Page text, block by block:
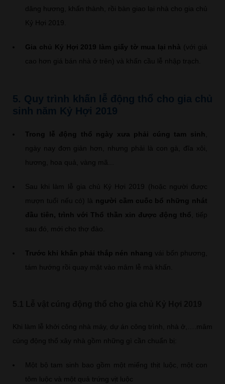
dâng hương, khấn thành, rồi bàn giao lại nhà cho gia chủ
Kỷ Hợi 2019.
Gia chủ Kỷ Hợi 2019 làm giấy tờ mua lại nhà (với giá
cao hơn giá bán nhà ở trên) và khấn cầu lễ nhập trạch.
5. Quy trình khấn lễ động thổ cho gia chủ
sinh năm Kỷ Hợi 2019
Trong lễ động thổ ngày xưa phải cúng tam sinh
ngày nay đơn giản hơn, nhưng phải là con gà, đĩa xôi,
hương, hoa quả, vàng mã...
Sau khi làm lễ gia chủ Kỷ Hợi 2019 (hoặc người được
mượn tuổi nếu có) là người cầm cuốc bổ những nhát
đầu tiên, trình với Thổ thần xin được động thổ , tiếp
sau đó, mới cho thợ đào.
Trước khi khấn phải thắp nén nhang vái bốn phương,
tám hướng rồi quay mặt vào mâm lễ mà khấn.
Khi làm lễ khởi công nhà máy, dự án công trình, nhà ở,….mâm
cúng động thổ xây nhà gồm những gì cần chuẩn bị:
Một bộ tam sinh bao gồm một miếng thịt luộc, một con
tôm luộc và một quả trứng vịt luộc